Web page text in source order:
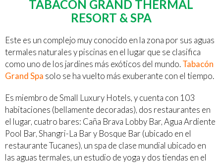
TABACÓN GRAND THERMAL
RESORT & SPA
Este es un complejo muy conocido en la zona por sus aguas
termales naturales y piscinas en el lugar que se clasifica
como uno de los jardines más exóticos del mundo.Tabacón
Grand Spa solo se ha vuelto más exuberante con el tiempo.
Es miembro de Small Luxury Hotels, y cuenta con 103
habitaciones (bellamente decoradas), dos restaurantes en
el lugar, cuatro bares: Caña Brava Lobby Bar, Agua Ardiente
Pool Bar, Shangri-La Bar y Bosque Bar (ubicado en el
restaurante Tucanes), un spa de clase mundial ubicado en
las aguas termales, un estudio de yoga y dos tiendas en el